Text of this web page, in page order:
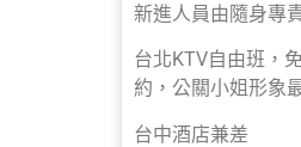
新進人員由隨身專
台北KTV自由班，
約，公關小姐形象
台中酒店兼差